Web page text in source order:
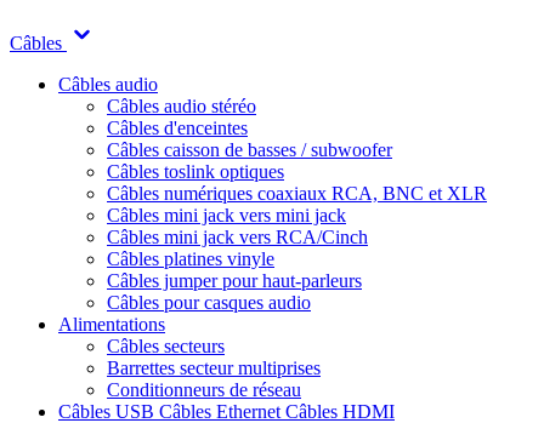
Câbles
Câbles audio
Câbles audio stéréo
Câbles d'enceintes
Câbles caisson de basses / subwoofer
Câbles toslink optiques
Câbles numériques coaxiaux RCA, BNC et XLR
Câbles mini jack vers mini jack
Câbles mini jack vers RCA/Cinch
Câbles platines vinyle
Câbles jumper pour haut-parleurs
Câbles pour casques audio
Alimentations
Câbles secteurs
Barrettes secteur multiprises
Conditionneurs de réseau
Câbles USB Câbles Ethernet Câbles HDMI